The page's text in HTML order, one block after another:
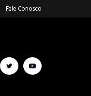
Fale Conosco